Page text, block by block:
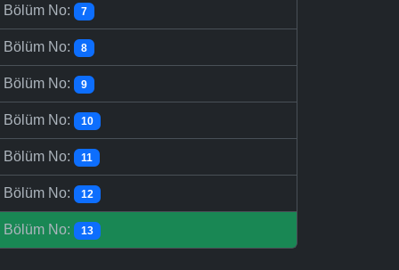
Bölüm No: 7
Bölüm No: 8
Bölüm No: 9
Bölüm No: 10
Bölüm No: 11
Bölüm No: 12
Bölüm No: 13